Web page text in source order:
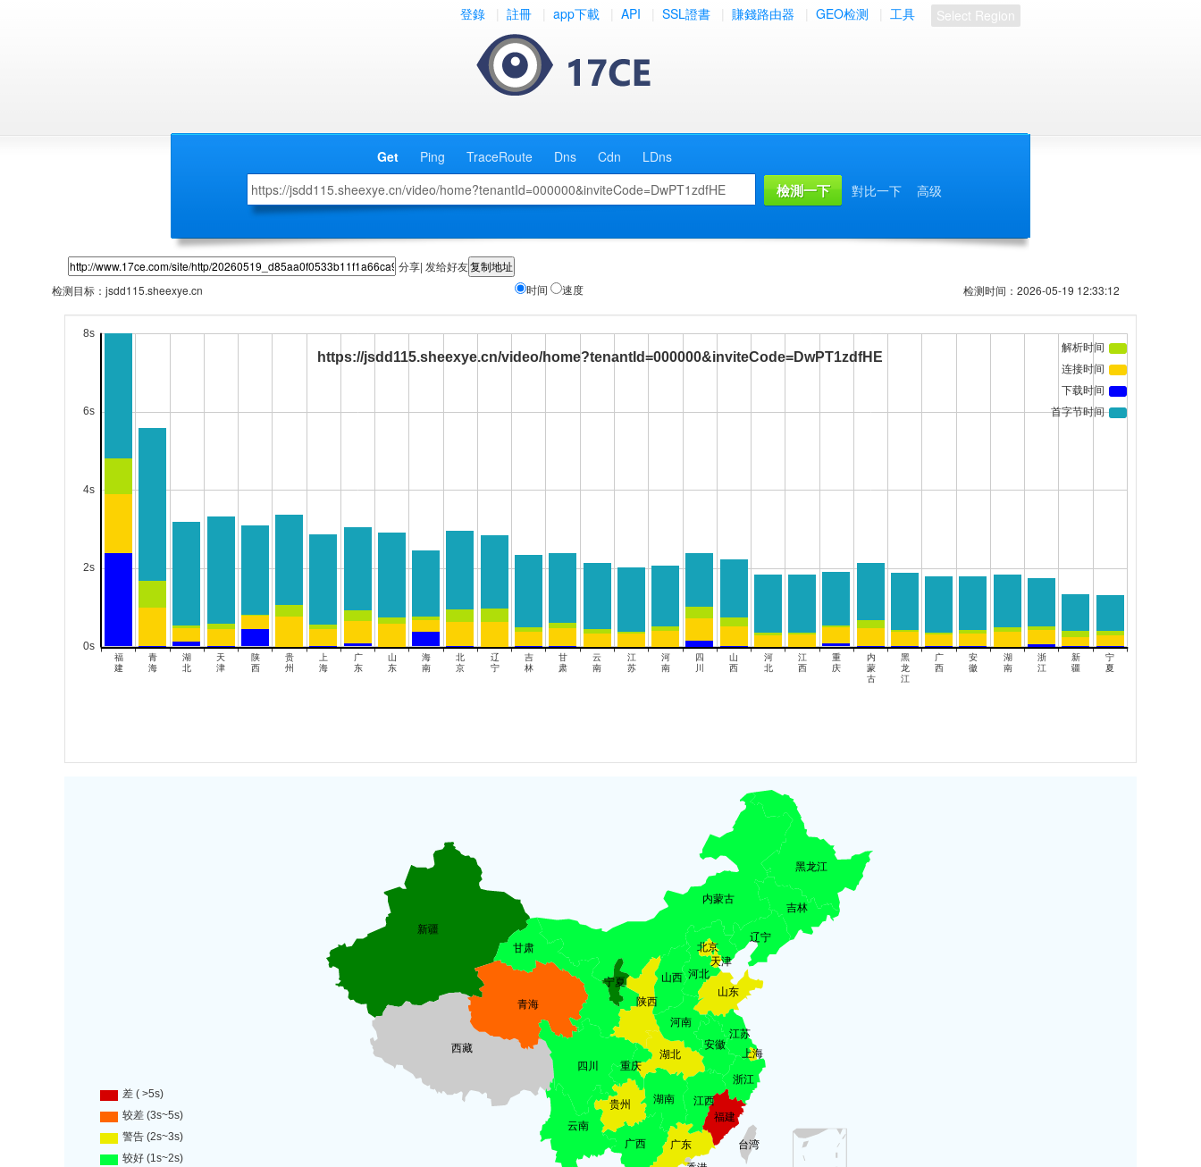
登錄 註冊 app下載 API SSL證書 賺錢路由器 GEO检测 工具 Select Region
Get Ping TraceRoute Dns Cdn
LDns
對比一下
高级
分享| 发给好友
检测目标： jsdd115.sheexye.cn 时间 速度 检测时间：2026-05-19 12:33:12